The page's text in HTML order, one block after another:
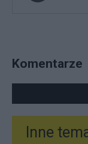
Komentarze
Inne